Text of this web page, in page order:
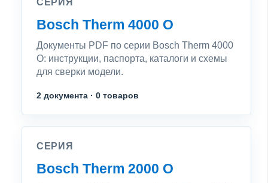
Bosch Therm 4000 O
Документы PDF по серии Bosch Therm 4000
O: инструкции, паспорта, каталоги и схемы
для сверки модели.
2 документа · 0 товаров
СЕРИЯ
Bosch Therm 2000 O